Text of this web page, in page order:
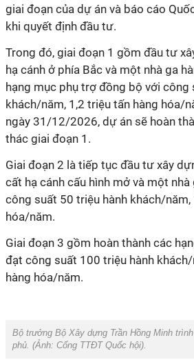
giai đoạn của dự án và báo cáo
khi quyết định đầu tư.
Trong đó, giai đoạn 1 gồm đầu tư
hạ cánh ở phía Bắc và một nhà ga
hạng mục phụ trợ đồng bộ với công
khách/năm, 1,2 triệu tấn hàng hóa/
ngày 31/12/2026, dự án sẽ hoàn
thác giai đoạn 1.
Giai đoạn 2 là tiếp tục đầu tư xây
cất hạ cánh cấu hình mở và một
công suất 50 triệu hành khách/năm,
hóa/năm.
Giai đoạn 3 gồm hoàn thành các
đạt công suất 100 triệu hành
hàng hóa/năm.
Bộ trưởng Bộ Xây dựng Trần Hồng Minh
phủ. (Ảnh: Cổng TTĐT Quốc hội).